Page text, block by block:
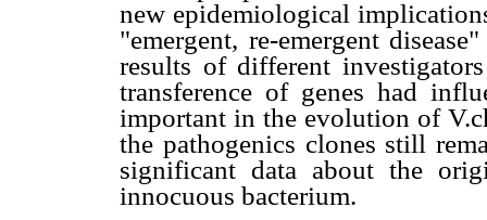
new epidemiological
"emergent, re-emergent
results of different
transference of genes had
important in the evolution of
the pathogenics clones still
significant data about the
innocuous bacterium.